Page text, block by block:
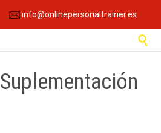
info@onlinepersonaltrainer.es

Suplementación